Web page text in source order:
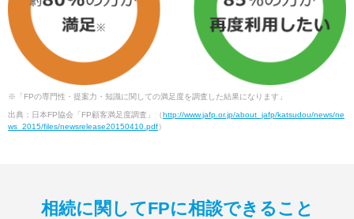
※「FPの専門性・提案力・知識に関しての満足度を調査した結果になります」
出典：日本FP協会「FP顧客満足度調査」（http://www.jafp.or.jp/about_jafp/katsudou/news/ne
ws_2015/files/newsrelease20150410.pdf）
相続に関してFPに相談できること